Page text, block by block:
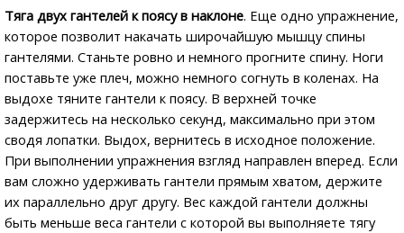
Тяга двух гантелей к поясу в наклоне. Еще одно упражнение,
которое позволит накачать широчайшую мышцу спины
гантелями. Станьте ровно и немного прогните спину. Ноги
поставьте уже плеч, можно немного согнуть в коленах. На
выдохе тяните гантели к поясу. В верхней точке
задержитесь на несколько секунд, максимально при этом
сводя лопатки. Выдох, вернитесь в исходное положение.
При выполнении упражнения взгляд направлен вперед. Если
вам сложно удерживать гантели прямым хватом, держите
их параллельно друг другу. Вес каждой гантели должны
быть меньше веса гантели с которой вы выполняете тягу